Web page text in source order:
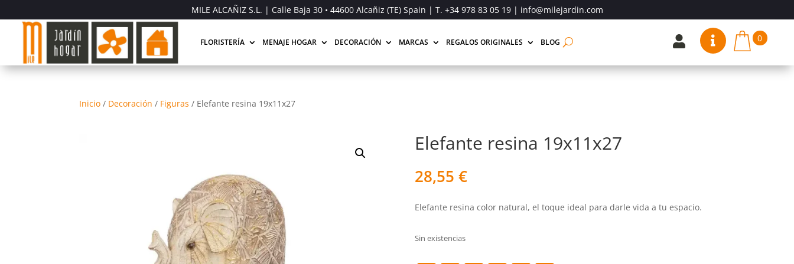
MILE ALCAÑIZ S.L. | Calle Baja 30 • 44600 Alcañiz (TE) Spain | T. +34 978 83 05 19| info@milejardin.com
FLORISTERÍA MENAJE HOGAR DECORACIÓN MARCAS REGALOS ORIGINALES BLOG   0
Inicio / Decoración / Figuras / Elefante resina 19x11x27
Elefante resina 19x11x27
28,55 €
Elefante resina color natural, el toque ideal para darle vida a tu espacio.
Sin existencias